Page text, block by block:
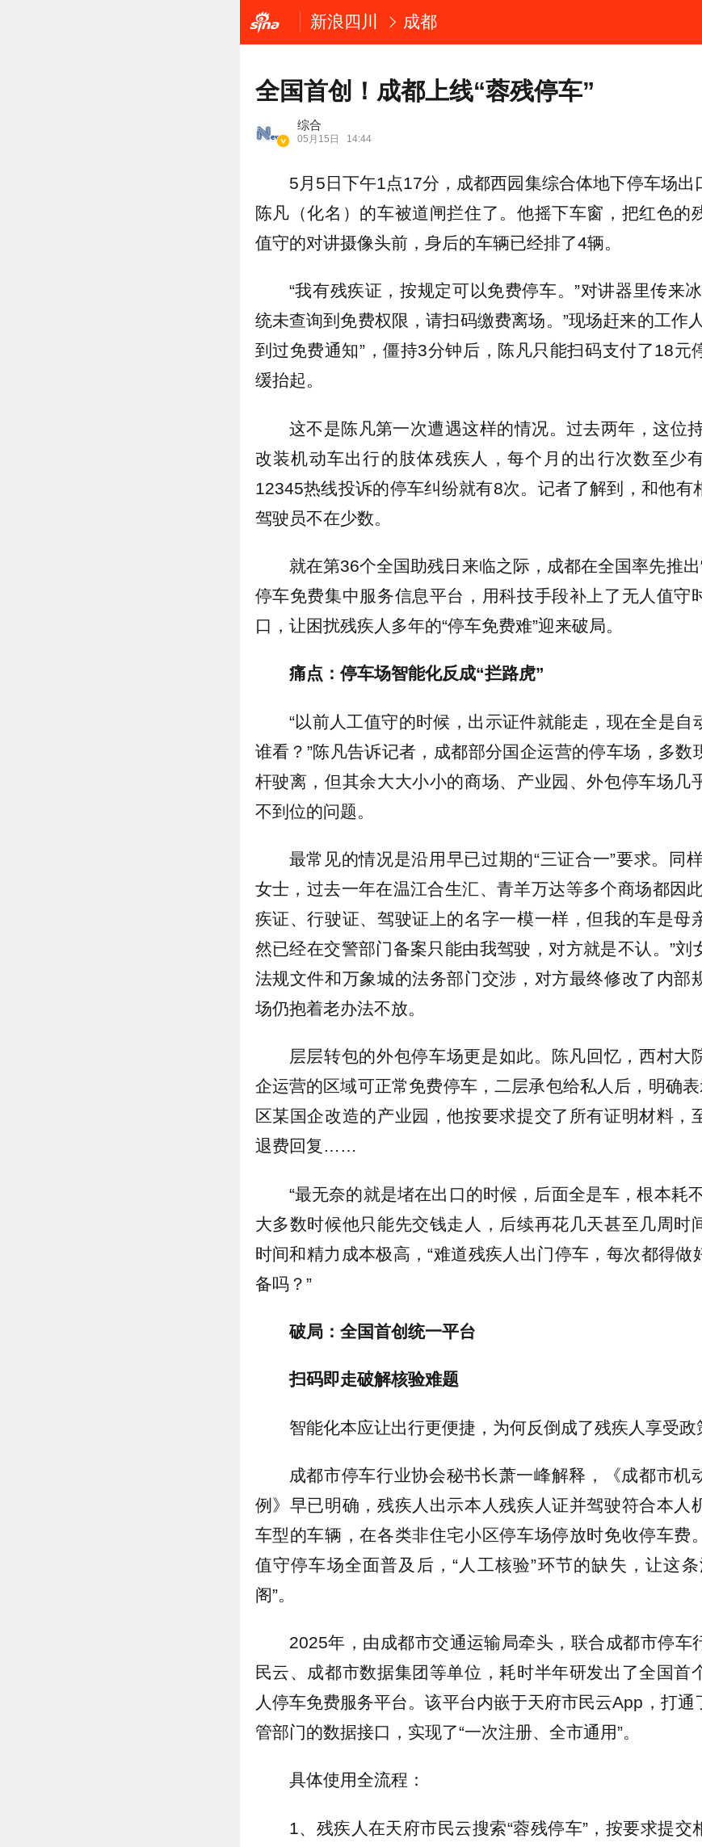
新浪四川 成都
全国首创！成都上线“蓉残停车”
综合
05月15日 14:44
5月5日下午1点17分，成都西园集综合体地下停车场出
陈凡（化名）的车被道闸拦住了。他摇下车窗，把红色的
值守的对讲摄像头前，身后的车辆已经排了4辆。
“我有残疾证，按规定可以免费停车。”对讲器里传来
统未查询到免费权限，请扫码缴费离场。”现场赶来的工作
到过免费通知”，僵持3分钟后，陈凡只能扫码支付了18元
缓抬起。
这不是陈凡第一次遭遇这样的情况。过去两年，这位
改装机动车出行的肢体残疾人，每个月的出行次数至少
12345热线投诉的停车纠纷就有8次。记者了解到，和他有
驾驶员不在少数。
就在第36个全国助残日来临之际，成都在全国率先推出
停车免费集中服务信息平台，用科技手段补上了无人值守
口，让困扰残疾人多年的“停车免费难”迎来破局。
痛点：停车场智能化反成“拦路虎”
“以前人工值守的时候，出示证件就能走，现在全是自
谁看？”陈凡告诉记者，成都部分国企运营的停车场，多数
杆驶离，但其余大大小小的商场、产业园、外包停车场几
不到位的问题。
最常见的情况是沿用早已过期的“三证合一”要求。同
女士，过去一年在温江合生汇、青羊万达等多个商场都因
疾证、行驶证、驾驶证上的名字一模一样，但我的车是母
然已经在交警部门备案只能由我驾驶，对方就是不认。”刘
法规文件和万象城的法务部门交涉，对方最终修改了内部
场仍抱着老办法不放。
层层转包的外包停车场更是如此。陈凡回忆，西村大
企运营的区域可正常免费停车，二层承包给私人后，明确表
区某国企改造的产业园，他按要求提交了所有证明材料，
退费回复……
“最无奈的就是堵在出口的时候，后面全是车，根本耗
大多数时候他只能先交钱走人，后续再花几天甚至几周时
时间和精力成本极高，“难道残疾人出门停车，每次都得做
备吗？”
破局：全国首创统一平台
扫码即走破解核验难题
智能化本应让出行更便捷，为何反倒成了残疾人享受政
成都市停车行业协会秘书长萧一峰解释，《成都市机
例》早已明确，残疾人出示本人残疾人证并驾驶符合本人
车型的车辆，在各类非住宅小区停车场停放时免收停车费
值守停车场全面普及后，“人工核验”环节的缺失，让这
阁”。
2025年，由成都市交通运输局牵头，联合成都市停车
民云、成都市数据集团等单位，耗时半年研发出了全国首
人停车免费服务平台。该平台内嵌于天府市民云App，打通
管部门的数据接口，实现了“一次注册、全市通用”。
具体使用全流程：
1、残疾人在天府市民云搜索“蓉残停车”，按要求提交